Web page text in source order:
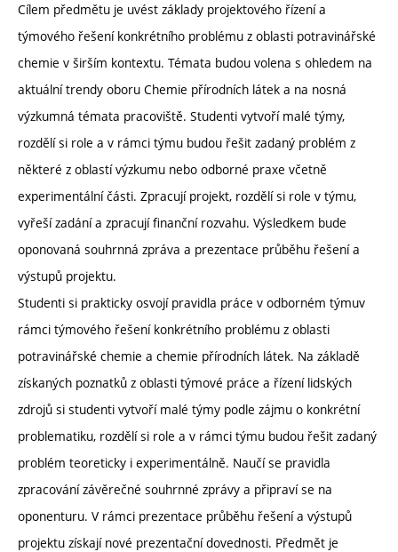
Cílem předmětu je uvést základy projektového řízení a
týmového řešení konkrétního problému z oblasti potravinářské
chemie v širším kontextu. Témata budou volena s ohledem na
aktuální trendy oboru Chemie přírodních látek a na nosná
výzkumná témata pracoviště. Studenti vytvoří malé týmy,
rozdělí si role a v rámci týmu budou řešit zadaný problém z
některé z oblastí výzkumu nebo odborné praxe včetně
experimentální části. Zpracují projekt, rozdělí si role v týmu,
vyřeší zadání a zpracují finanční rozvahu. Výsledkem bude
oponovaná souhrnná zpráva a prezentace průběhu řešení a
výstupů projektu.
Studenti si prakticky osvojí pravidla práce v odborném týmuv
rámci týmového řešení konkrétního problému z oblasti
potravinářské chemie a chemie přírodních látek. Na základě
získaných poznatků z oblasti týmové práce a řízení lidských
zdrojů si studenti vytvoří malé týmy podle zájmu o konkrétní
problematiku, rozdělí si role a v rámci týmu budou řešit zadaný
problém teoreticky i experimentálně. Naučí se pravidla
zpracování závěrečné souhrnné zprávy a připraví se na
oponenturu. V rámci prezentace průběhu řešení a výstupů
projektu získají nové prezentační dovednosti. Předmět je